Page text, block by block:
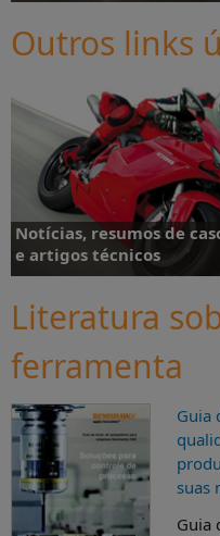
Como a medição com
apalpador ajuda?
Outros links
Notícias, resumos de
e artigos técnicos
Notícias - Resumos de casos -
Artigos técnicos
Literatura
ferramenta
Guia
suas
Guia